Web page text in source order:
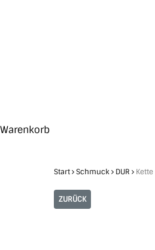
WarenkorbClose
Start Schmuck DUR
ZURÜCK